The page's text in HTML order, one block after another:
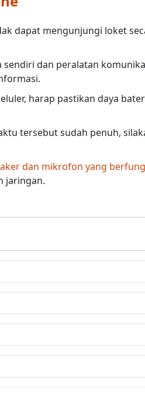
dapat mengunjungi loket
dan peralatan
harap pastikan daya
tersebut sudah penuh,
dan mikrofon yang
jaringan.